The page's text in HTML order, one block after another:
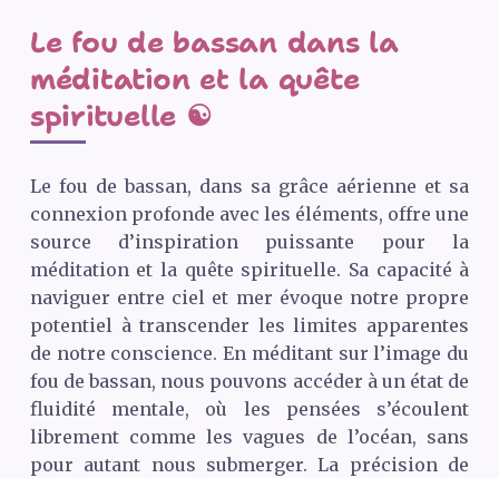
Le fou de bassan dans la
méditation et la quête
spirituelle ☯️
Le fou de bassan, dans sa grâce aérienne et sa
connexion profonde avec les éléments, offre une
source d’inspiration puissante pour la
méditation et la quête spirituelle. Sa capacité à
naviguer entre ciel et mer évoque notre propre
potentiel à transcender les limites apparentes
de notre conscience. En méditant sur l’image du
fou de bassan, nous pouvons accéder à un état de
fluidité mentale, où les pensées s’écoulent
librement comme les vagues de l’océan, sans
pour autant nous submerger. La précision de